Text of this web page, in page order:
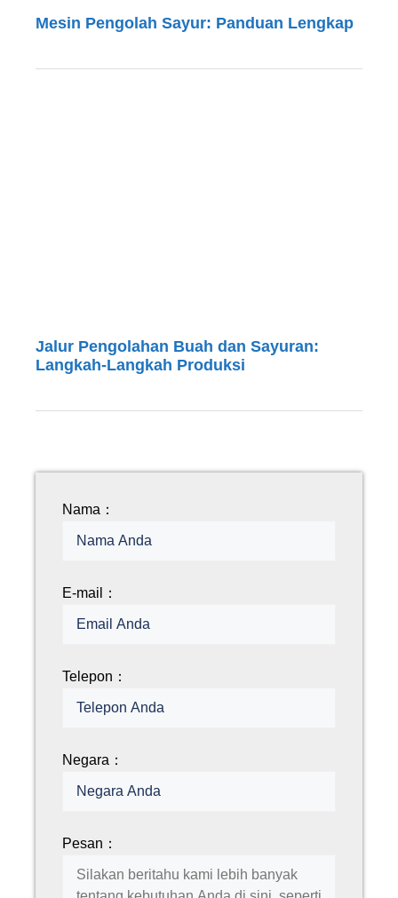
Mesin Pengolah Sayur: Panduan Lengkap
Jalur Pengolahan Buah dan Sayuran:
Langkah-Langkah Produksi
Nama：
E-mail：
Telepon：
Negara：
Pesan：